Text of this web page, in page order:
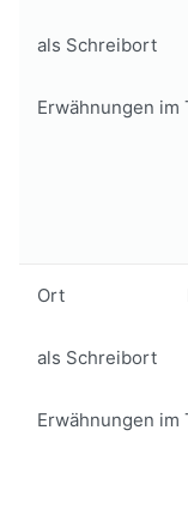
als Schreibort
Erwähnungen im
Ort
als Schreibort
Erwähnungen im